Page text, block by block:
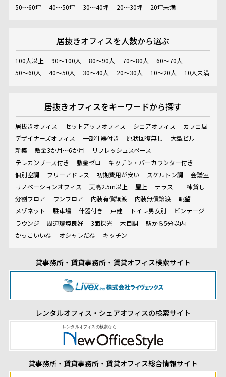
50～60坪
40～50坪 30～40坪 20～30坪 20坪未満
居抜きオフィスを人数から選ぶ
100人以上 90～100人 80～90人 70～80人
60～70人
50～60人
40～50人 30～40人 20～30人 10～20人 10人未満
居抜きオフィスをキーワードから探す
居抜きオフィス セットアップオフィス シェアオフィス
カフェ風
デザイナーズオフィス
一部什器付き 原状回復無し
大型ビル
新築
敷金3か月～6か月
リフレッシュスペース
テレカンブース付き
敷金ゼロ
キッチン・バーカウンター付き
個別空調
フリーアドレス 初期費用が安い スケルトン調
会議室
リノベーションオフィス
天高2.5m以上 屋上 テラス
一棟貸し
分割フロア
ワンフロア 内装有償譲渡 内装無償譲渡
眺望
メゾネット
駐車場 什器付き 戸建 トイレ男女別
ビンテージ
ラウンジ
周辺環境良好 3面採光 木目調
駅から5分以内
かっこいいね
オシャレだね キッチン
貸事務所・賃貸事務所・賃貸オフィス検索サイト
レンタルオフィス・シェアオフィスの検索サイト
貸事務所・賃貸事務所・賃貸オフィス総合情報サイト